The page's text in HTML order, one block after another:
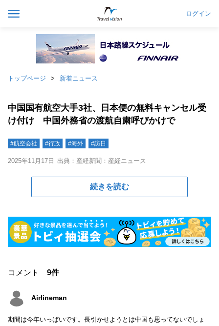
ログイン
トップページ 新着ニュース
中国国有航空大手3社、日本便の無料キャンセル受
け付け 中国外務省の渡航自粛呼びかけで
#航空会社 #行政 #海外 #訪日
2025年11月17日 出典：産経新聞：産経ニュース
続きを読む
コメント 9件
Airlineman
期間は今年いっぱいです。長引かせようとは中国も思ってないでしょ